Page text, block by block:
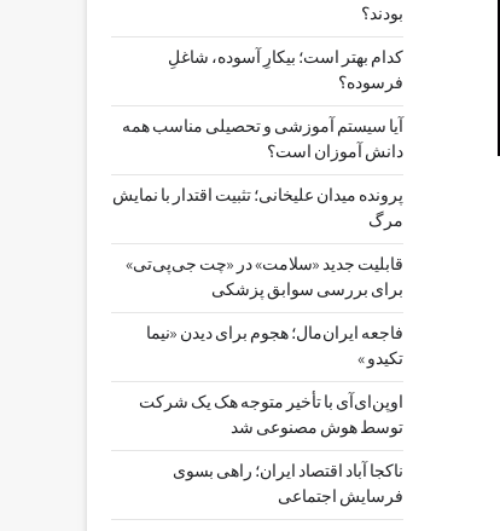
بودند؟
کدام بهتر است؛ بیکارِ آسوده، شاغلِ
فرسوده؟
آیا سیستم آموزشی و تحصیلی مناسب همه
دانش آموزان است؟
پرونده میدان علیخانی؛ تثبیت اقتدار با نمایش
مرگ
قابلیت جدید «سلامت» در «چت ‌جی‌پی‌تی»
برای بررسی سوابق پزشکی
فاجعه ایران‌مال؛ هجوم برای دیدن «نیما
تکیدو »
اوپن‌ای‌آی با تأخیر متوجه هک یک شرکت
توسط هوش مصنوعی شد
ناکجا آباد اقتصاد ایران؛ راهی بسوی
فرسایش اجتماعی